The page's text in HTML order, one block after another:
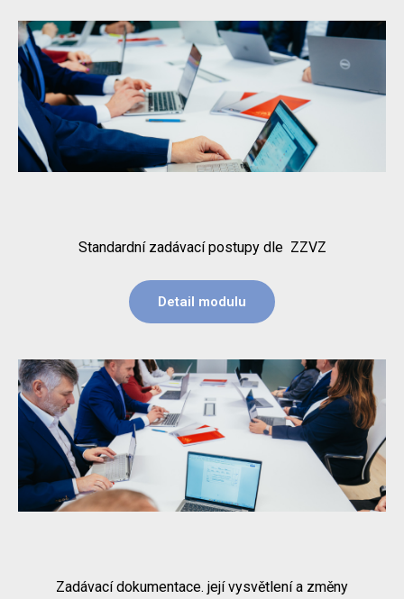
Standardní zadávací postupy dle ZZVZ
Detail modulu
Zadávací dokumentace. její vysvětlení a změny